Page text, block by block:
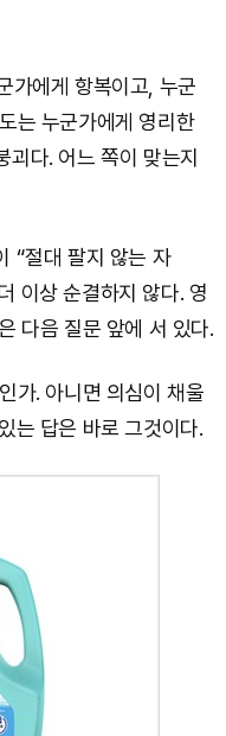
가에게 항복이고, 누군
는 누군가에게 영리한
다. 어느 쪽이 맞는지
“절대 팔지 않는 자
이상 순결하지 않다. 영
다음 질문 앞에 서 있다.
가. 아니면 의심이 채울
는 답은 바로 그것이다.